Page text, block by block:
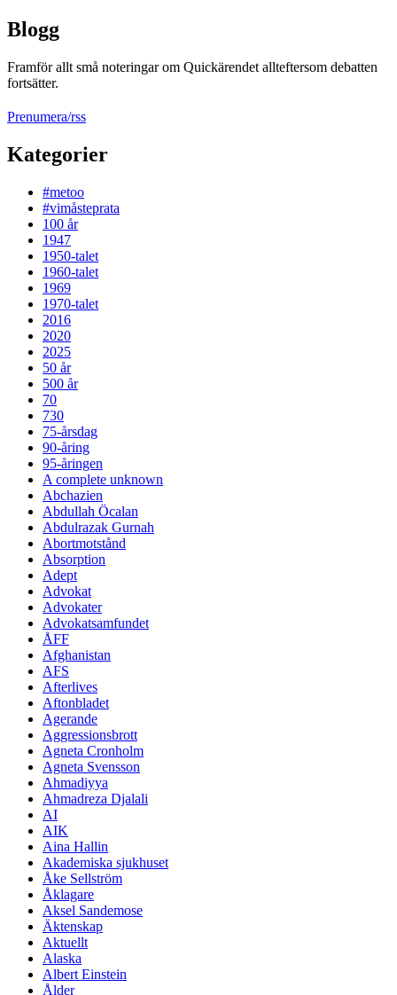
Blogg
Framför allt små noteringar om Quickärendet allteftersom debatten
fortsätter.
Prenumera/rss
Kategorier
#metoo
#vimåsteprata
100 år
1947
1950-talet
1960-talet
1969
1970-talet
2016
2020
2025
50 år
500 år
70
730
75-årsdag
90-åring
95-åringen
A complete unknown
Abchazien
Abdullah Öcalan
Abdulrazak Gurnah
Abortmotstånd
Absorption
Adept
Advokat
Advokater
Advokatsamfundet
ÅFF
Afghanistan
AFS
Afterlives
Aftonbladet
Agerande
Aggressionsbrott
Agneta Cronholm
Agneta Svensson
Ahmadiyya
Ahmadreza Djalali
AI
AIK
Aina Hallin
Akademiska sjukhuset
Åke Sellström
Åklagare
Aksel Sandemose
Äktenskap
Aktuellt
Alaska
Albert Einstein
Ålder